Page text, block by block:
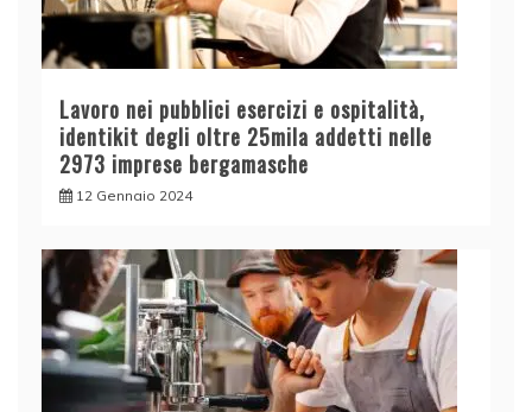
Lavoro nei pubblici esercizi e ospitalità,
identikit degli oltre 25mila addetti nelle
2973 imprese bergamasche
12 Gennaio 2024